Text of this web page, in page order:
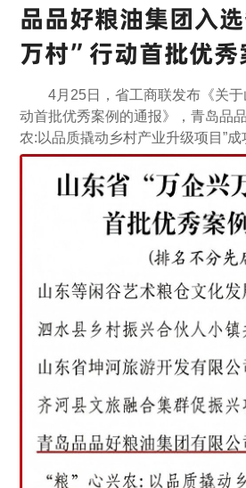
品品好粮油集团入
万村”行动首批优秀
4月25日，省工商联发布《关
动首批优秀案例的通报》，青岛品
农:以品质撬动乡村产业升级项目”成